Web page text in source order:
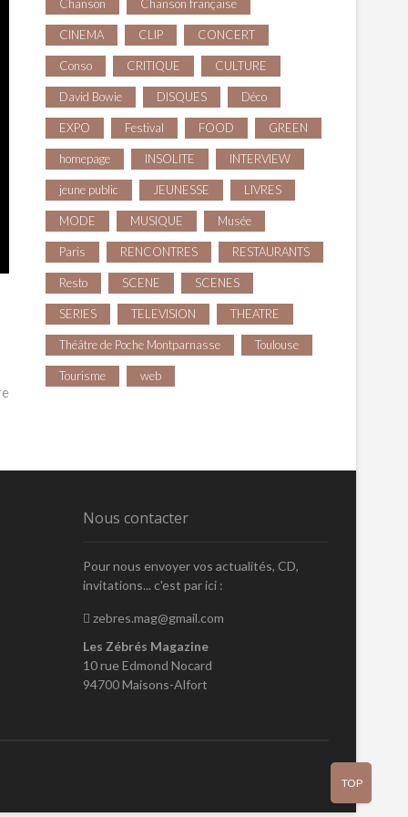
Chanson Chanson française
CINEMA CLIP CONCERT
Conso CRITIQUE CULTURE
David Bowie DISQUES Déco
EXPO Festival FOOD GREEN
homepage INSOLITE INTERVIEW
jeune public JEUNESSE LIVRES
MODE MUSIQUE Musée
Paris RENCONTRES RESTAURANTS
Resto SCENE SCENES
SERIES TELEVISION THEATRE
Théâtre de Poche Montparnasse Toulouse
Tourisme web
Nous contacter
Pour nous envoyer vos actualités, CD,
invitations... c'est par ici :
zebres.mag@gmail.com
Les Zébrés Magazine
10 rue Edmond Nocard
94700 Maisons-Alfort
TOP